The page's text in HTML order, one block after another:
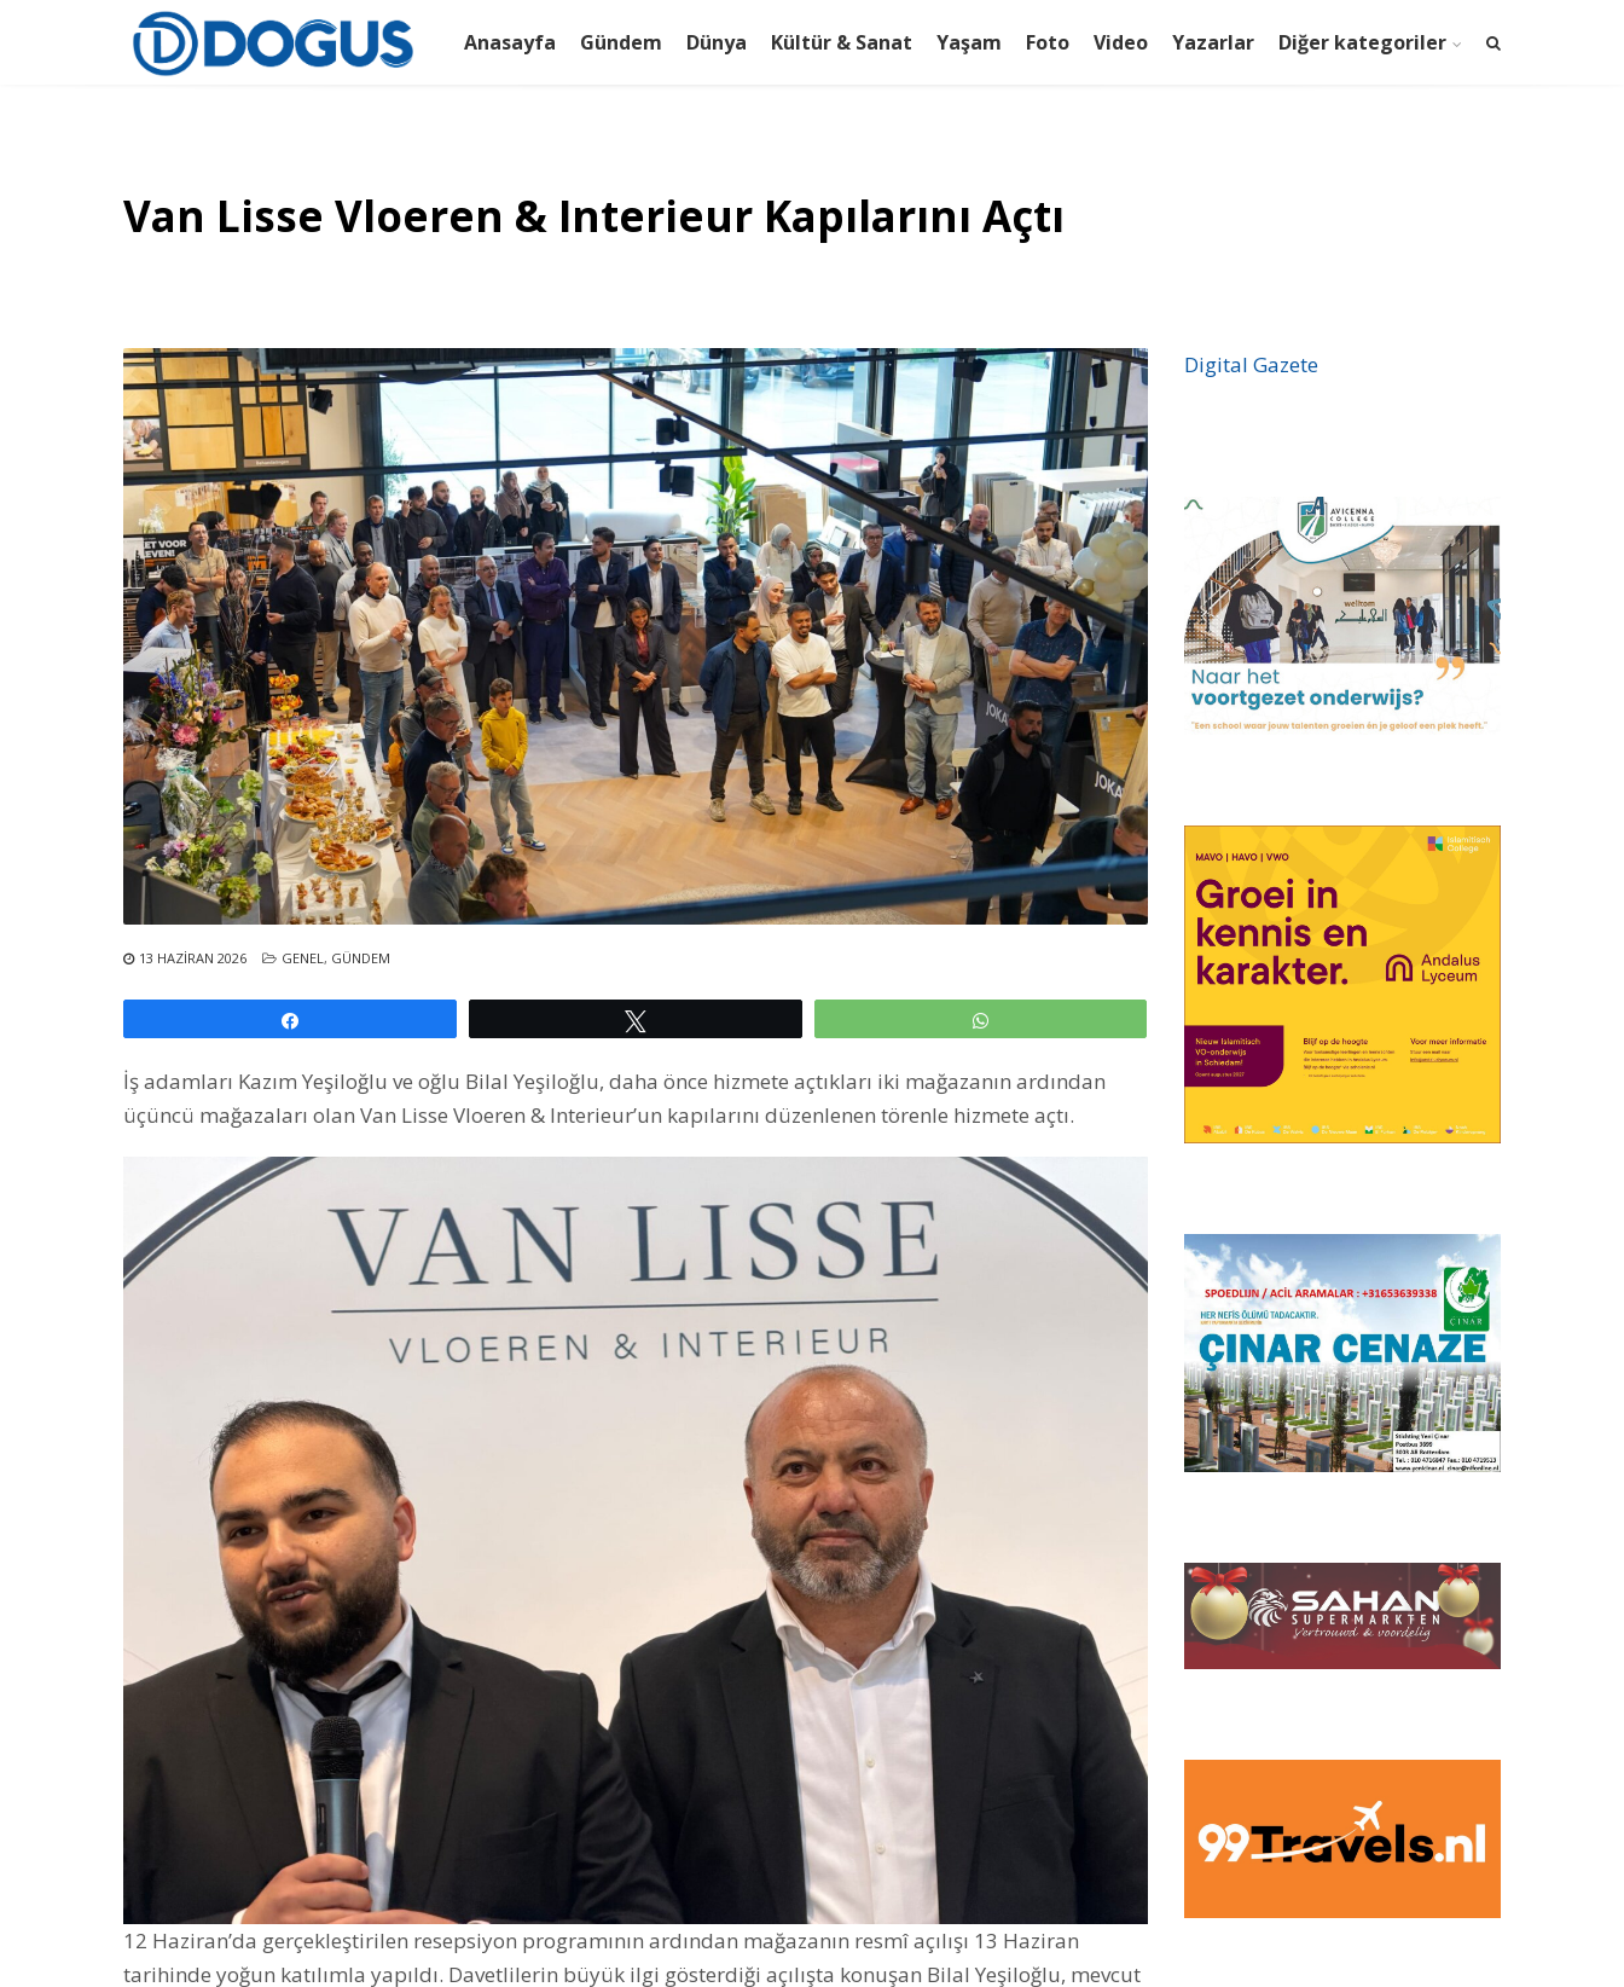
Anasayfa Gündem Dünya Kültür & Sanat Yaşam Foto Video Yazarlar Diğer kategoriler
Van Lisse Vloeren & Interieur Kapılarını Açtı
13 HAZIRAN 2026 GENEL , GÜNDEM
İş adamları Kazım Yeşiloğlu ve oğlu Bilal Yeşiloğlu, daha önce hizmete açtıkları iki mağazanın ardından
üçüncü mağazaları olan Van Lisse Vloeren & Interieur’un kapılarını düzenlenen törenle hizmete açtı.
12 Haziran’da gerçekleştirilen resepsiyon programının ardından mağazanın resmî açılışı 13 Haziran
tarihinde yoğun katılımla yapıldı. Davetlilerin büyük ilgi gösterdiği açılışta konuşan Bilal Yeşiloğlu, mevcut
Digital Gazete